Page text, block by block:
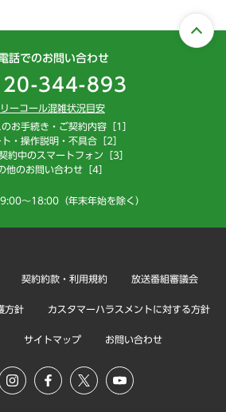
話でのお問い合わせ
344-893
ーコール混雑状況目安
お手続き・ご契約内容［1］
・操作説明・不具合［2］
約中のスマートフォン［3］
他のお問い合わせ［4］
～18:00（年末年始を除く）
契約約款・利用規約 放送番組審議会
方針 カスタマーハラスメントに対する方針
サイトマップ お問い合わせ